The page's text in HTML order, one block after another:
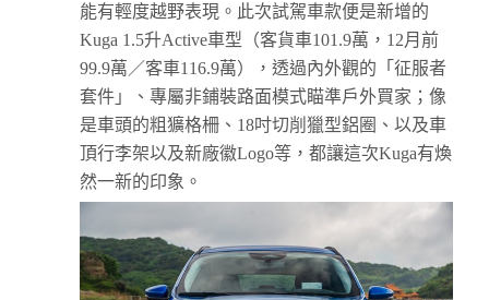
能有輕度越野表現。此次試駕車款便是新增的
Kuga 1.5升Active車型（客貨車101.9萬，12月前
99.9萬／客車116.9萬），透過內外觀的「征服者
套件」、專屬非鋪裝路面模式瞄準戶外買家；像
是車頭的粗獷格柵、18吋切削獵型鋁圈、以及車
頂行李架以及新廠徽Logo等，都讓這次Kuga有煥
然一新的印象。